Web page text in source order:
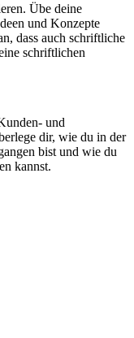
Übe deine
und Konzepte
dass auch schriftliche
schriftlichen
und
dir, wie du in der
bist und wie du
kannst.